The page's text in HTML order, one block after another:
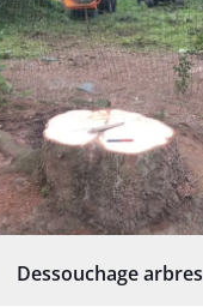
Dessouchage arbres